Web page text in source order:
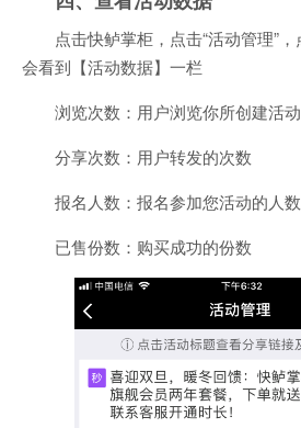
点击快鲈掌柜，点击“活动管理”
会看到【活动数据】一栏
浏览次数：用户浏览你所创建活
分享次数：用户转发的次数
报名人数：报名参加您活动的人数
已售份数：购买成功的份数